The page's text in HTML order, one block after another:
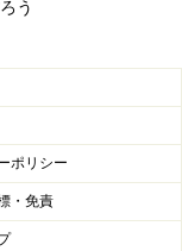
う
ポリシー
・免責